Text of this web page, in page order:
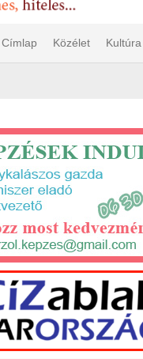
Címlap Közélet Kultúra